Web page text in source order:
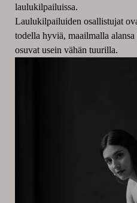
laulukilpailuissa.
Laulukilpailuiden osallistujat
todella hyviä, maailmalla
osuvat usein vähän tuurilla.